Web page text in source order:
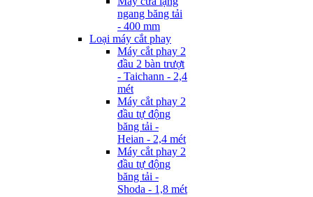
ngang băng tải
- 400 mm
Loại máy cắt phay
Máy cắt phay 2
đầu 2 bàn trượt
- Taichann - 2,4
mét
Máy cắt phay 2
đầu tự động
băng tải -
Heian - 2,4 mét
Máy cắt phay 2
đầu tự động
băng tải -
Shoda - 1,8 mét